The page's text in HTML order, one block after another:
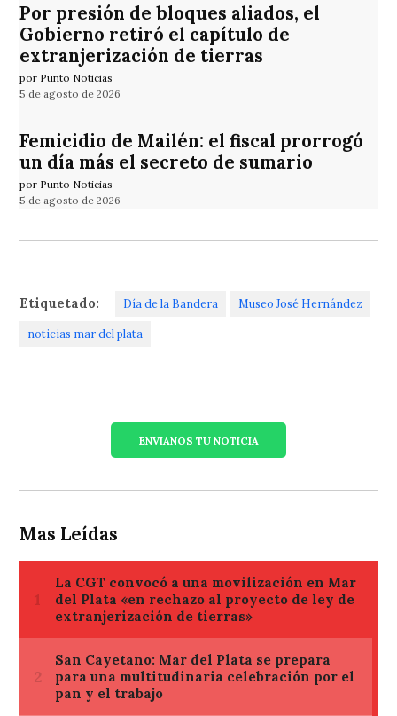
Por presión de bloques aliados, el
Gobierno retiró el capítulo de
extranjerización de tierras
por Punto Noticias
5 de agosto de 2026
Femicidio de Mailén: el fiscal prorrogó
un día más el secreto de sumario
por Punto Noticias
5 de agosto de 2026
Etiquetado: Día de la Bandera Museo José Hernández
noticias mar del plata
ENVIANOS TU NOTICIA
Mas Leídas